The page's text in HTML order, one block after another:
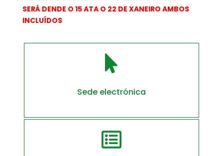
SERÁ DENDE O 15 ATA O 22 DE XANEIRO AMBOS
INCLUÍDOS

Sede electrónica
